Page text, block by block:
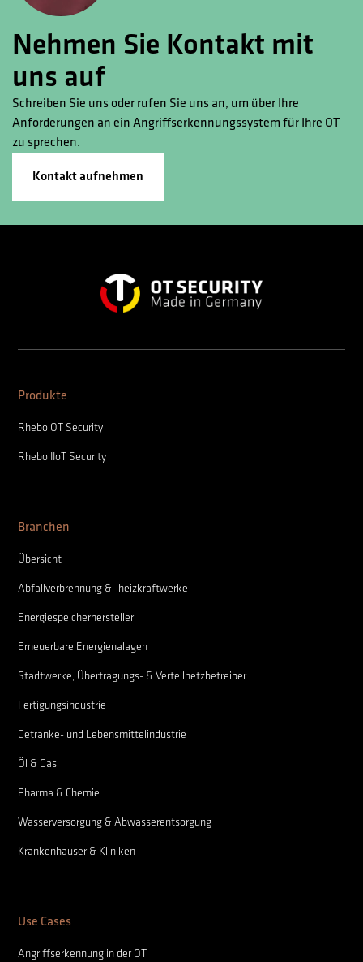
Nehmen Sie Kontakt mit
uns auf
Schreiben Sie uns oder rufen Sie uns an, um über Ihre
Anforderungen an ein Angriffserkennungssystem für Ihre OT
zu sprechen.
Kontakt aufnehmen
Produkte
Rhebo OT Security
Rhebo IIoT Security
Branchen
Übersicht
Abfallverbrennung & -heizkraftwerke
Energiespeicherhersteller
Erneuerbare Energienalagen
Stadtwerke, Übertragungs- & Verteilnetzbetreiber
Fertigungsindustrie
Getränke- und Lebensmittelindustrie
Öl & Gas
Pharma & Chemie
Wasserversorgung & Abwasserentsorgung
Krankenhäuser & Kliniken
Use Cases
Angriffserkennung in der OT